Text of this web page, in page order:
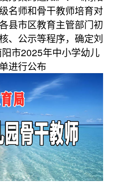
名师和骨干教师培育对
县市区教育主管部门初
、公示等程序，确定刘
市2025年中小学幼儿
进行公布